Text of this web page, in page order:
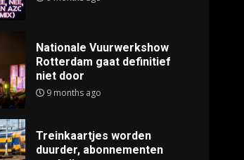
Nationale Vuurwerkshow
Rotterdam gaat definitief
niet door
9 months ago
Treinkaartjes worden
duurder, abonnementen